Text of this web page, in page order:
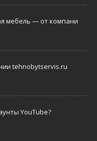
мебель — от компани
tehnobytservis.ru
YouTube?